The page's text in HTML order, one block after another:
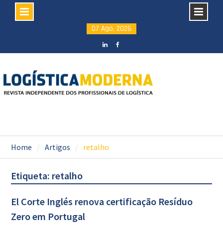
content
07 Ago, 2026
Home Artigos retalho
Etiqueta: retalho
El Corte Inglés renova certificação Resíduo
Zero em Portugal